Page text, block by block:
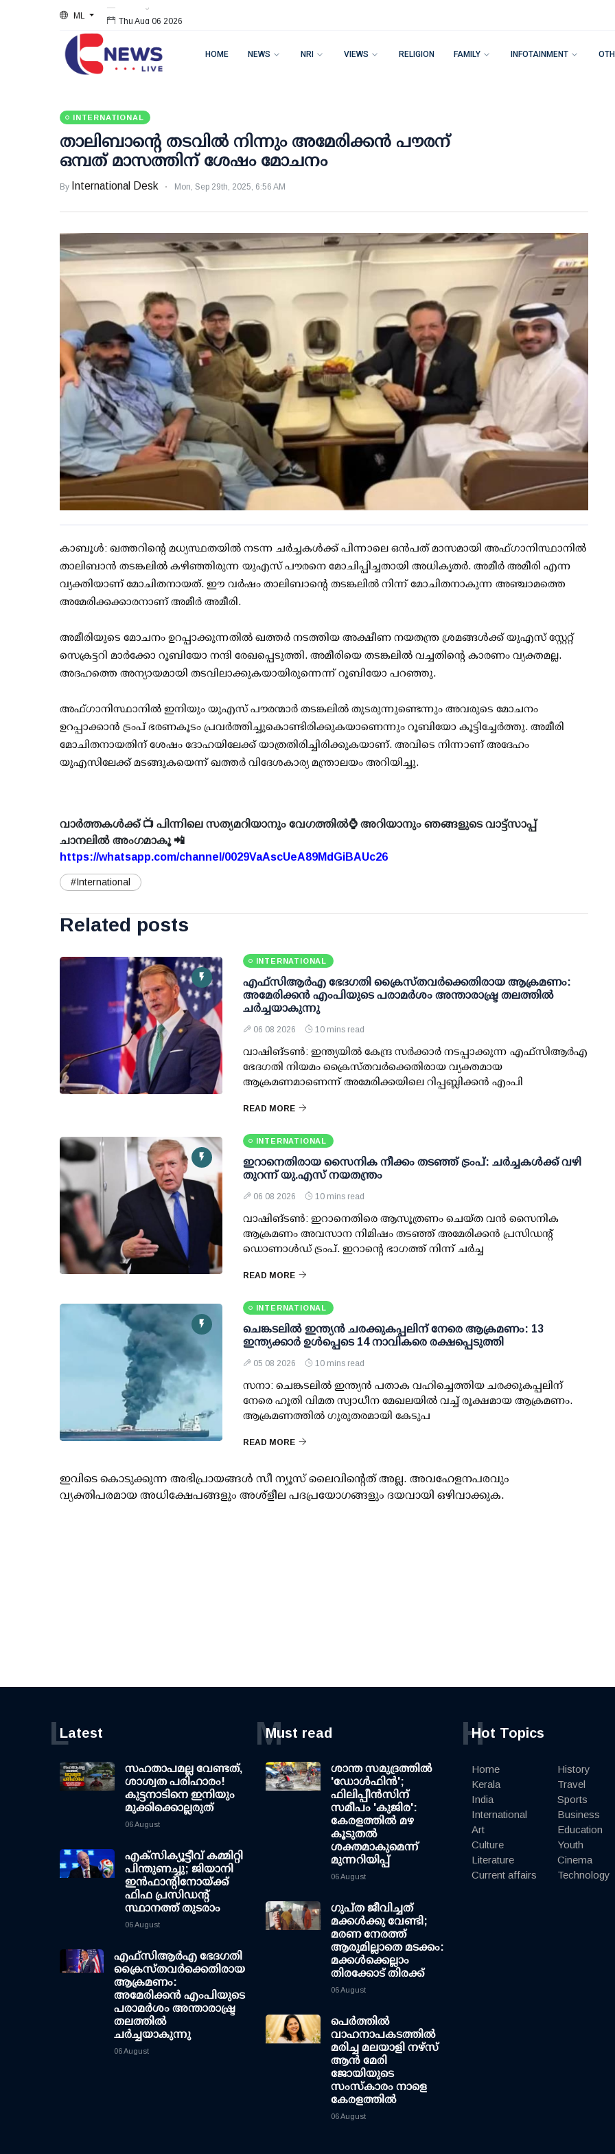
ML Thu Aug 06 2026
HOME NEWS NRI VIEWS RELIGION FAMILY INFOTAINMENT
INTERNATIONAL
താലിബാന്റെ തടവിൽ നിന്നും അമേരിക്കൻ പൗരന്
ഒമ്പത് മാസത്തിന് ശേഷം മോചനം
By International Desk Mon, Sep 29th, 2025, 6:56 AM
കാബൂൾ: ഖത്തറിന്റെ മധ്യസ്ഥതയിൽ നടന്ന ചർച്ചകൾക്ക് പിന്നാലെ ഒൻപത് മാസമായി അഫ്ഗാനിസ്ഥാനിൽ
താലിബാൻ തടങ്കലിൽ കഴിഞ്ഞിരുന്ന യുഎസ് പൗരനെ മോചിപ്പിച്ചതായി അധികൃതർ. അമീർ അമീരി എന്ന
വ്യക്തിയാണ് മോചിതനായത്. ഈ വർഷം താലിബാന്റെ തടങ്കലിൽ നിന്ന് മോചിതനാകുന്ന അഞ്ചാമത്തെ
അമേരിക്കക്കാരനാണ് അമീർ അമീരി.
അമീരിയുടെ മോചനം ഉറപ്പാക്കുന്നതിൽ ഖത്തർ നടത്തിയ അക്ഷീണ നയതന്ത്ര ശ്രമങ്ങൾക്ക് യുഎസ് സ്റ്റേറ്റ്
സെക്രട്ടറി മാർക്കോ റൂബിയോ നന്ദി രേഖപ്പെടുത്തി. അമീരിയെ തടങ്കലിൽ വച്ചതിന്റെ കാരണം വ്യക്തമല്ല.
അദഹത്തെ അന്യായമായി തടവിലാക്കുകയായിരുന്നെന്ന് റൂബിയോ പറഞ്ഞു.
അഫ്ഗാനിസ്ഥാനിൽ ഇനിയും യുഎസ് പൗരന്മാർ തടങ്കലിൽ തുടരുന്നുണ്ടെന്നും അവരുടെ മോചനം
ഉറപ്പാക്കാൻ ട്രംപ് ഭരണകൂടം പ്രവർത്തിച്ചുകൊണ്ടിരിക്കുകയാണെന്നും റൂബിയോ കൂട്ടിച്ചേർത്തു. അമീരി
മോചിതനായതിന് ശേഷം ദോഹയിലേക്ക് യാത്രതിരിച്ചിരിക്കുകയാണ്. അവിടെ നിന്നാണ് അദേഹം
യുഎസിലേക്ക് മടങ്ങുകയെന്ന് ഖത്തർ വിദേശകാര്യ മന്ത്രാലയം അറിയിച്ചു.
വാർത്തകൾക്ക് 📺 പിന്നിലെ സത്യമറിയാനും വേഗത്തിൽ⌚ അറിയാനും ഞങ്ങളുടെ വാട്ട്സാപ്പ്
ചാനലിൽ അംഗമാകൂ 📲
https://whatsapp.com/channel/0029VaAscUeA89MdGiBAUc26
#International
Related posts
INTERNATIONAL
എഫ്‌സി‌ആര്‍‌എ ഭേദഗതി ക്രൈസ്തവർക്കെതിരായ ആക്രമണം:
അമേരിക്കൻ എംപിയുടെ പരാമർശം അന്താരാഷ്ട്ര തലത്തിൽ
ചർച്ചയാകുന്നു
06 08 2026 10 mins read
വാഷിങ്ടൺ: ഇന്ത്യയിൽ കേന്ദ്ര സർക്കാർ നടപ്പാക്കുന്ന എഫ്സിആർഎ
ഭേദഗതി നിയമം ക്രൈസ്തവർക്കെതിരായ വ്യക്തമായ
ആക്രമണമാണെന്ന് അമേരിക്കയിലെ റിപ്പബ്ലിക്കൻ എംപി
READ MORE
INTERNATIONAL
ഇറാനെതിരായ സൈനിക നീക്കം തടഞ്ഞ് ട്രംപ്: ചര്‍ച്ചകള്‍ക്ക് വഴി
തുറന്ന് യു.എസ് നയതന്ത്രം
06 08 2026 10 mins read
വാഷിങ്ടണ്‍: ഇറാനെതിരെ ആസൂത്രണം ചെയ്ത വന്‍ സൈനിക
ആക്രമണം അവസാന നിമിഷം തടഞ്ഞ് അമേരിക്കന്‍ പ്രസിഡന്റ്
ഡൊണാള്‍ഡ് ട്രംപ്. ഇറാന്റെ ഭാഗത്ത് നിന്ന് ചര്‍ച്ച
READ MORE
INTERNATIONAL
ചെങ്കടലില്‍ ഇന്ത്യന്‍ ചരക്കുകപ്പലിന് നേരെ ആക്രമണം: 13
ഇന്ത്യക്കാര്‍ ഉള്‍പ്പെടെ 14 നാവികരെ രക്ഷപ്പെടുത്തി
05 08 2026 10 mins read
സനാ: ചെങ്കടലില്‍ ഇന്ത്യന്‍ പതാക വഹിച്ചെത്തിയ ചരക്കുകപ്പലിന്
നേരെ ഹൂതി വിമത സ്വാധീന മേഖലയില്‍ വച്ച് രൂക്ഷമായ ആക്രമണം.
ആക്രമണത്തില്‍ ഗുരുതരമായി കേടുപ
READ MORE
ഇവിടെ കൊടുക്കുന്ന അഭിപ്രായങ്ങള്‍ സീ ന്യൂസ് ലൈവിന്റെത് അല്ല. അവഹേളനപരവും
വ്യക്തിപരമായ അധിക്ഷേപങ്ങളും അശ്‌ളീല പദപ്രയോഗങ്ങളും ദയവായി ഒഴിവാക്കുക.
Latest
L
സഹതാപമല്ല വേണ്ടത്,
ശാശ്വത പരിഹാരം!
കുട്ടനാടിനെ ഇനിയും
മുക്കിക്കൊല്ലരുത്
06 August
എക്സിക്യൂട്ടീവ് കമ്മിറ്റി
പിന്തുണച്ചു; ജിയാനി
ഇന്‍ഫാന്റിനോയ്ക്ക്
ഫിഫ പ്രസിഡന്റ്
സ്ഥാനത്ത് തുടരാം
06 August
എഫ്‌സി‌ആര്‍‌എ ഭേദഗതി
ക്രൈസ്തവർക്കെതിരായ
ആക്രമണം:
അമേരിക്കൻ എംപിയുടെ
പരാമർശം അന്താരാഷ്ട്ര
തലത്തിൽ
ചർച്ചയാകുന്നു
06 August
Must read
M
ശാന്ത സമുദ്രത്തില്‍
'ഡോള്‍ഫിന്‍';
ഫിലിപ്പീന്‍സിന്
സമീപം 'കുജിര':
കേരളത്തില്‍ മഴ
കൂടുതല്‍
ശക്തമാകുമെന്ന്
മുന്നറിയിപ്പ്
06 August
ഗുപ്ത ജീവിച്ചത്
മക്കള്‍ക്കു വേണ്ടി;
മരണ നേരത്ത്
ആരുമില്ലാതെ മടക്കം:
മക്കള്‍ക്കെല്ലാം
തിരക്കോട് തിരക്ക്
06 August
പെർത്തിൽ
വാഹനാപകടത്തിൽ
മരിച്ച മലയാളി നഴ്സ്
ആൻ മേരി
ജോയിയുടെ
സംസ്കാരം നാളെ
കേരളത്തിൽ
06 August
Hot Topics
H
Home
Kerala
India
International
Art
Culture
Literature
Current affairs
History
Travel
Sports
Business
Education
Youth
Cinema
Technology